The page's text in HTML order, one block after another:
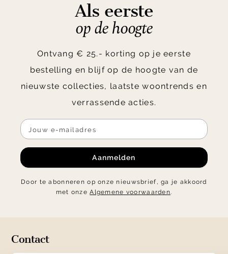
Als eerste
op de hoogte
Ontvang € 25.- korting op je eerste
bestelling en blijf op de hoogte van de
nieuwste collecties, laatste woontrends en
verrassende acties.
Aanmelden
Door te abonneren op onze nieuwsbrief, ga je akkoord
met onzeAlgemene voorwaarden.
Contact